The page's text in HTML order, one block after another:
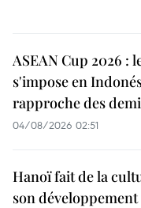
ASEAN Cup 2026 :
s'impose en
rapproche des
04/08/2026 02:51
Hanoï fait de la
son développement